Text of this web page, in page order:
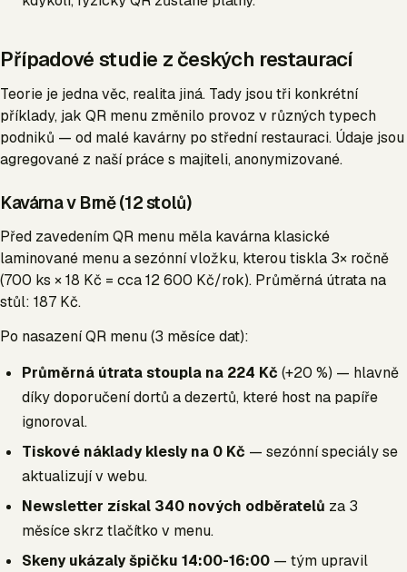
Případové studie z českých restaurací
Teorie je jedna věc, realita jiná. Tady jsou tři konkrétní
příklady, jak QR menu změnilo provoz v různých typech
podniků — od malé kavárny po střední restauraci. Údaje jsou
agregované z naší práce s majiteli, anonymizované.
Kavárna v Brně (12 stolů)
Před zavedením QR menu měla kavárna klasické
laminované menu a sezónní vložku, kterou tiskla 3× ročně
(700 ks × 18 Kč = cca 12 600 Kč/rok). Průměrná útrata na
stůl: 187 Kč.
Po nasazení QR menu (3 měsíce dat):
Průměrná útrata stoupla na 224 Kč (+20 %) — hlavně
díky doporučení dortů a dezertů, které host na papíře
ignoroval.
Tiskové náklady klesly na 0 Kč — sezónní speciály se
aktualizují v webu.
Newsletter získal 340 nových odběratelů za 3
měsíce skrz tlačítko v menu.
Skeny ukázaly špičku 14:00-16:00 — tým upravil